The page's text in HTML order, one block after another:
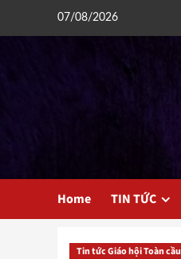
07/08/2026
Home TIN TỨC
Tin tức Giáo hội Toàn cầu